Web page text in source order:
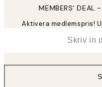
MEMBERS' DEAL
Aktivera medlemspris!